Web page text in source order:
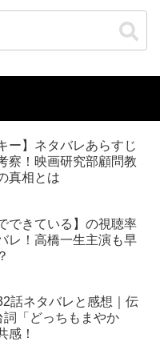
ー】ネタバレあらすじ
察！映画研究部顧問教
真相とは
できている】の視聴率
レ！高橋一生主演も早
話ネタバレと感想｜伝
詞「どっちもまやか
感！